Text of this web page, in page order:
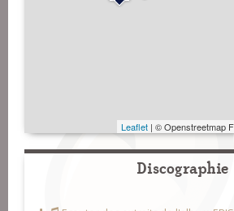
Leaflet | © Openstreetmap
Discographie